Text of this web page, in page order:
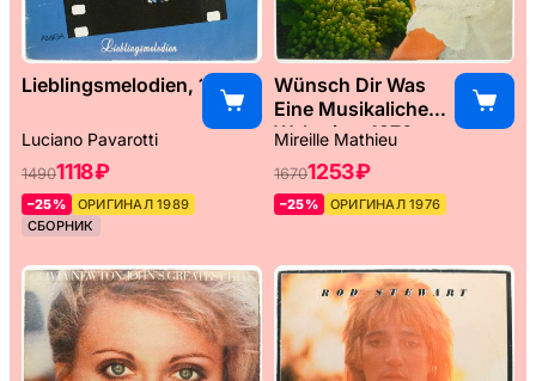
Lieblingsmelodien, 1989
Luciano Pavarotti
14901118 ₽
–25%
ОРИГИНАЛ 1989
СБОРНИК
Wünsch Dir Was
Eine Musikaliche
Weltreise, 1976
Mireille Mathieu
16701253 ₽
–25% ОРИГИНАЛ 1976